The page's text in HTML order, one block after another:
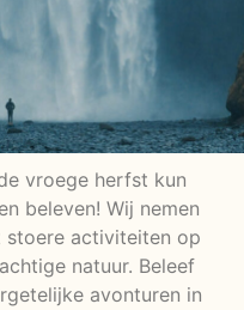
vroege herfst kun
beleven! Wij nemen
stoere activiteiten op
natuur. Beleef
avonturen in